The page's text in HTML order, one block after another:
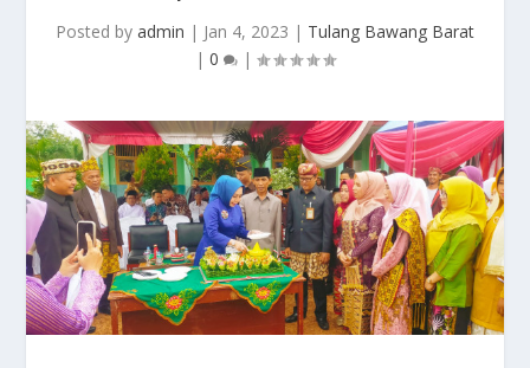
Posted by admin | Jan 4, 2023 | Tulang Bawang Barat
| 0 |